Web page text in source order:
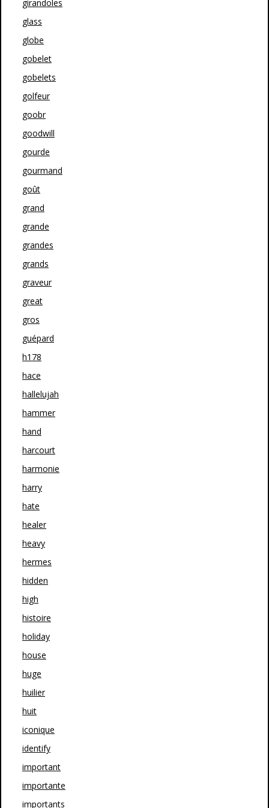
girandoles
glass
globe
gobelet
gobelets
golfeur
goobr
goodwill
gourde
gourmand
goût
grand
grande
grandes
grands
graveur
great
gros
guépard
h178
hace
hallelujah
hammer
hand
harcourt
harmonie
harry
hate
healer
heavy
hermes
hidden
high
histoire
holiday
house
huge
huilier
huit
iconique
identify
important
importante
importants